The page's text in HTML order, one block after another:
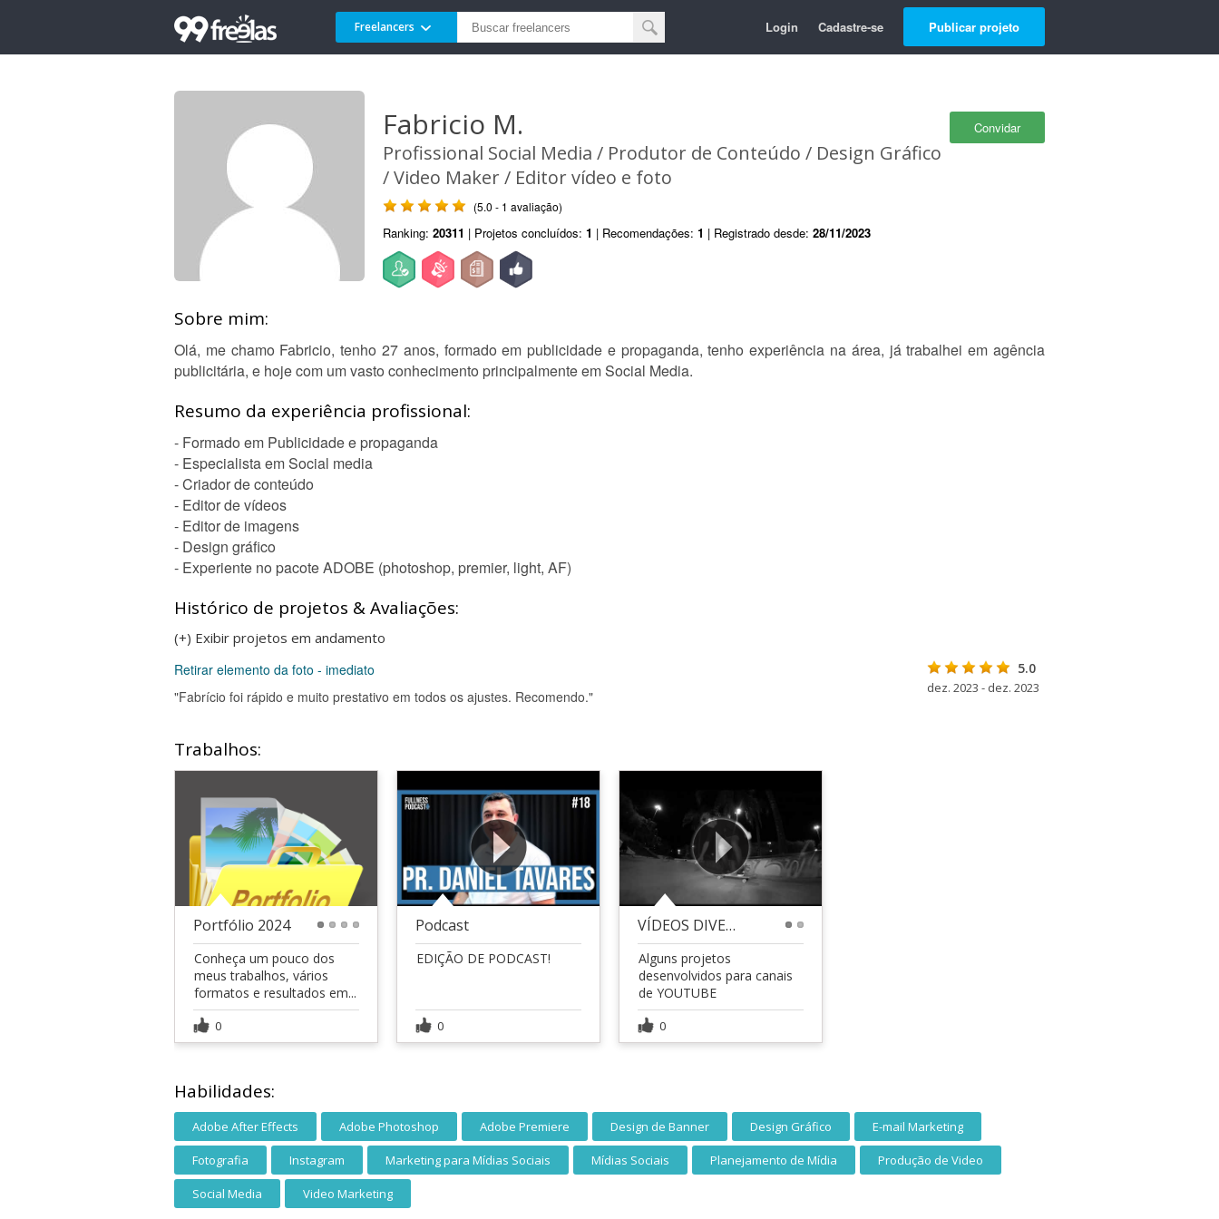
Freelancers Login Cadastre-se Publicar projeto
Convidar
Fabricio M.
Profissional Social Media / Produtor de Conteúdo / Design Gráfico
/ Video Maker / Editor vídeo e foto
(5.0 - 1 avaliação)
Ranking: 20311 | Projetos concluídos: 1 | Recomendações: 1 | Registrado desde: 28/11/2023
Sobre mim:
Olá, me chamo Fabricio, tenho 27 anos, formado em publicidade e propaganda, tenho experiência na área, já trabalhei em agência
publicitária, e hoje com um vasto conhecimento principalmente em Social Media.
Resumo da experiência profissional:
- Formado em Publicidade e propaganda
- Especialista em Social media
- Criador de conteúdo
- Editor de vídeos
- Editor de imagens
- Design gráfico
- Experiente no pacote ADOBE (photoshop, premier, light, AF)
Histórico de projetos & Avaliações:
(+) Exibir projetos em andamento
Retirar elemento da foto - imediato
"Fabrício foi rápido e muito prestativo em todos os ajustes. Recomendo."
5.0
dez. 2023 - dez. 2023
Trabalhos:
Portfólio 2024
Conheça um pouco dos
meus trabalhos, vários
formatos e resultados em...
0
Podcast
EDIÇÃO DE PODCAST!
0
VÍDEOS DIVERSOS PARA YOUTUBE
Alguns projetos
desenvolvidos para canais
de YOUTUBE
0
Habilidades:
Adobe After Effects Adobe Photoshop Adobe Premiere Design de Banner Design Gráfico E-mail Marketing
Fotografia Instagram Marketing para Mídias Sociais Mídias Sociais Planejamento de Mídia Produção de Video
Social Media Video Marketing